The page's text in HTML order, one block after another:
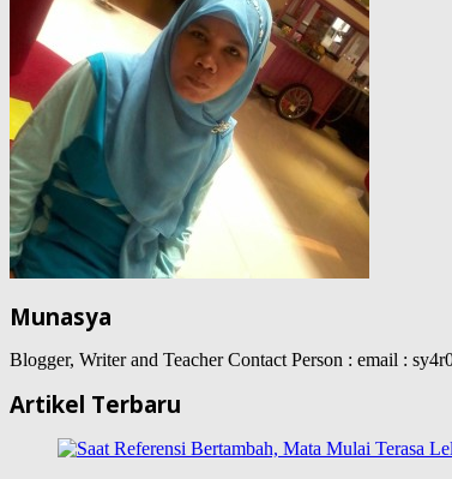
Munasya
Blogger, Writer and Teacher Contact Person : email :
Artikel Terbaru